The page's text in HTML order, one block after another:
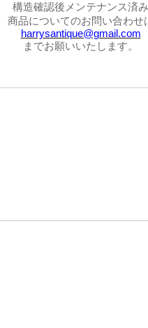
構造確認後メンテナンス済み
商品についてのお問い合わせ
harrysantique@gmail.com
までお願いいたします。